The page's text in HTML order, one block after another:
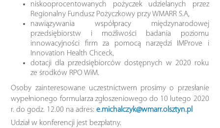
niskooprocentowanych pożyczek udzielanych przez
Regionalny Fundusz Pożyczkowy przy WMARR S.A,
nawiązywania współpracy międzynarodowej
przedsiębiorstw i możliwości badania poziomu
innowacyjności firm za pomocą narzędzi IMProve i
Innovation Health Chceck,
dotacji dla przedsiębiorców dostępnych w 2020 roku
ze środków RPO WiM.
Osoby zainteresowane uczestnictwem prosimy o przesłanie
wypełnionego formularza zgłoszeniowego do 10 lutego 2020
r. do godz. 12.00 na adres:e.michalczyk@wmarr.olsztyn.pl
Udział w konferencji jest bezpłatny.